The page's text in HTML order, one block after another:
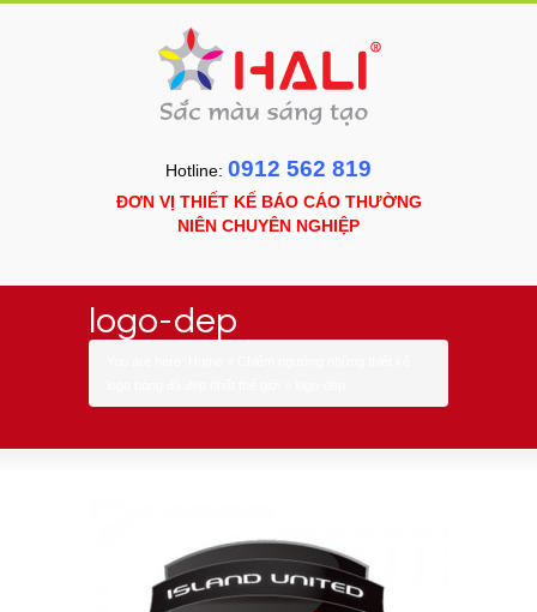
Hotline: 0912 562 819
ĐƠN VỊ THIẾT KẾ BÁO CÁO THƯỜNG
NIÊN CHUYÊN NGHIỆP
logo-dep